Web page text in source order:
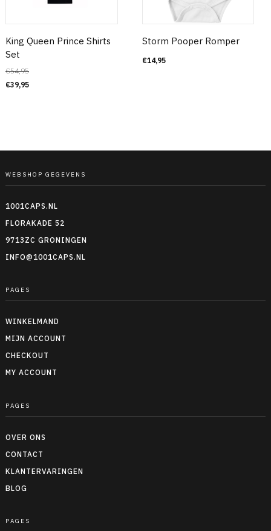
King Queen Prince Shirts
Set
€54,95
€39,95
Storm Pooper Romper
€14,95
WEBSHOP GEGEVENS
1001CAPS.NL
FLORAKADE 52
9713ZC GRONINGEN
INFO@1001CAPS.NL
PAGES
WINKELMAND
MIJN ACCOUNT
CHECKOUT
MY ACCOUNT
PAGES
OVER ONS
CONTACT
KLANTERVARINGEN
BLOG
PAGES